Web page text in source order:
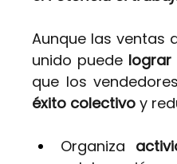
Aunque las ventas
unido puede lograr
que los
éxito colectivo y
Organiza